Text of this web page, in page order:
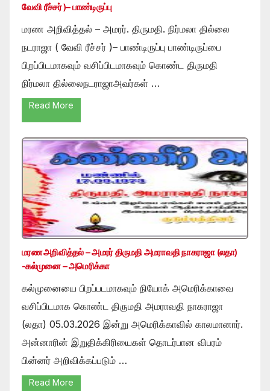
வேவி ரீச்சர் )– பாண்டிருப்பு
மரண அறிவித்தல் – அமரர். திருமதி. நிர்மலா தில்லை
நடராஜா ( வேவி ரீச்சர் )– பாண்டிருப்பு பாண்டிருப்பை
பிறப்பிடமாகவும் வசிப்பிடமாகவும் கொண்ட திருமதி
நிர்மலா தில்லைநடராஜாஅவர்கள் …
Read More
மரண அறிவித்தல் – அமரர் திருமதி அமராவதி நாகராஜா (லதா)
-கல்முனை – அமெரிக்கா
கல்முனையை பிறப்படமாகவும் நியோக் அமெரிக்காவை
வசிப்பிடமாக கொண்ட திருமதி அமராவதி நாகராஜா
(லதா) 05.03.2026 இன்று அமெரிக்காவில் காலமானார்.
அன்னாரின் இறுதிக்கிரியைகள் தொடர்பான விபரம்
பின்னர் அறிவிக்கப்படும் …
Read More